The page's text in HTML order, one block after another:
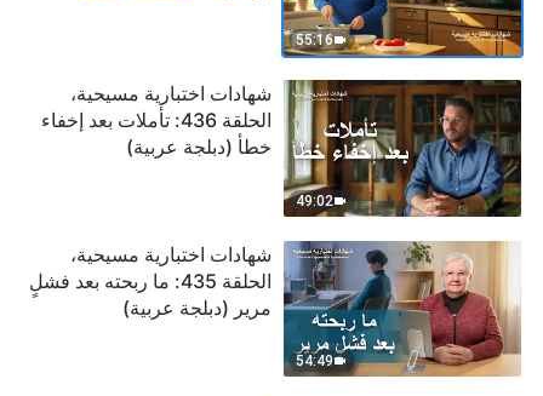
55:16
49:02
شهادات اختبارية مسيحية،
الحلقة 436: تأملات بعد إخفاء
خطأ (دبلجة عربية)
54:49
شهادات اختبارية مسيحية،
الحلقة 435: ما ربحته بعد فشلٍ
مرير (دبلجة عربية)